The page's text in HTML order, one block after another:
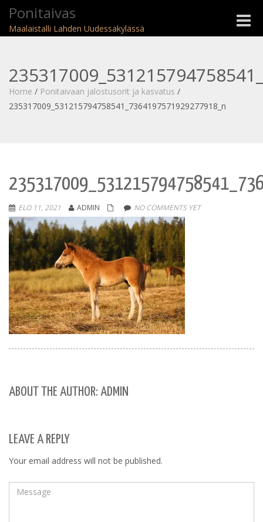
Ponitaivas
Maalaistalli Lahden Uudessakylässä
Toggle
Home / Ponitaivaan jalostusorit ja kasvatus /
235317009_531215794758541_7364197571929277918_n
ELO 11, 2021 ADMIN NO COMMENTS YET
ABOUT THE AUTHOR: ADMIN
LEAVE A REPLY
Your email address will not be published.